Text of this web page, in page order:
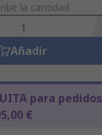
la cantidad
Añadir
para pedidos
€